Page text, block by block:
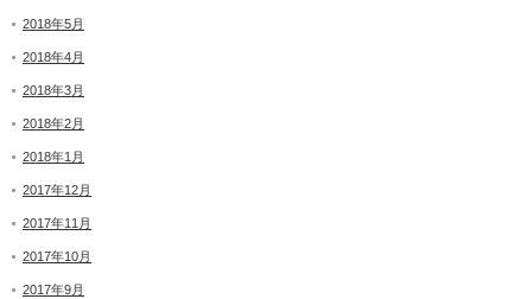
2018年5月
2018年4月
2018年3月
2018年2月
2018年1月
2017年12月
2017年11月
2017年10月
2017年9月